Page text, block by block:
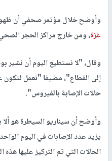
وأوضح خلال مؤتمر صحفي أن
غزة، ومن خارج مراكز الحجر
وقال، "لا نستطيع اليوم أن
إلى القطاع"، مضيفا "نعمل لتكون
حالات الإصابة بالفيروس".
الحالات التي تم التركيز عليها